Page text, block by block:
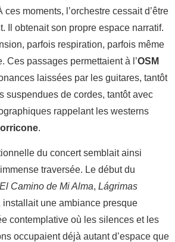
moments, l’orchestre cessait d’être
Il obtenait son propre espace narratif.
parfois respiration, parfois même
Ces passages permettaient à l’OSM
laissées par les guitares, tantôt
suspendues de cordes, tantôt avec
rappelant les westerns
.
du concert semblait ainsi
traversée. Le début du
El Camino de Mi Alma, Lágrimas
installait une ambiance presque
contemplative où les silences et les
occupaient déjà autant d’espace que